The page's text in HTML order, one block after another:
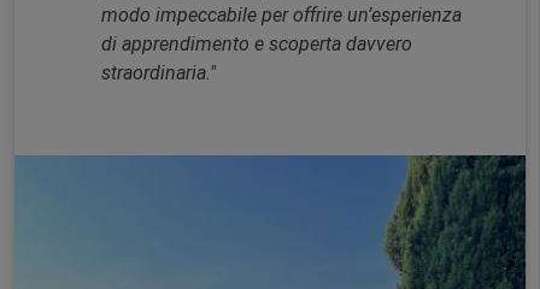
modo impeccabile per offrire un’esperienza
di apprendimento e scoperta davvero
straordinaria."